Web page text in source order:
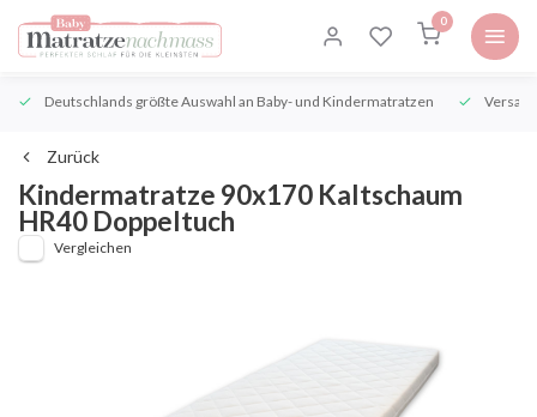
0
Deutschlands größte Auswahl an Baby- und Kindermatratzen
Zurück
Kindermatratze 90x170 Kaltschaum
HR40 Doppeltuch
Vergleichen